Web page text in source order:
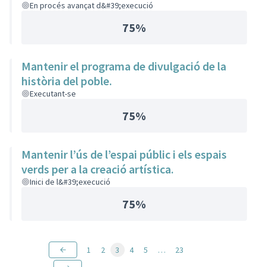
En procés avançat d&#39;execució
75%
Mantenir el programa de divulgació de la
història del poble.
Executant-se
75%
Mantenir l’ús de l’espai públic i els espais
verds per a la creació artística.
Inici de l&#39;execució
75%
1 2 3 4 5 … 23